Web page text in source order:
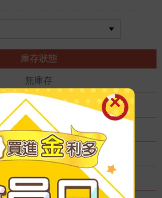
庫存狀態
無庫存
無庫存
無庫存
無庫存
無庫存